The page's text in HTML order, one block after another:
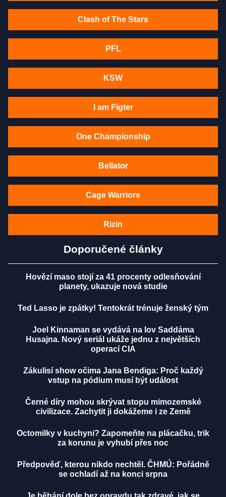
Clash of The Stars
PFL
KSW
I am Figter
One Championship
Bellator
Cage Warriors
Rizin
Doporučené články
Hovězí maso stojí za 41 procenty odlesňování
planety, ukazuje nová studie
Ted Lasso je zpátky! Tentokrát trénuje ženský tým
Joel Kinnaman se vydává na lov Saddáma
Husajna. Nový seriál ukáže jednu z největších
operací CIA
Zákulisí show očima Jana Bendiga: Proč každý
vstup na pódium musí být událost
Černé díry mohou skrývat stopu mimozemské
civilizace. Zachytit ji dokážeme i ze Země
Octomilky v kuchyni? Zapomeňte na plácačku, trik
za korunu je vyhubí přes noc
Předpověď, kterou nikdo nechtěl. ČHMÚ: Pořádně
se ochladí až na konci srpna